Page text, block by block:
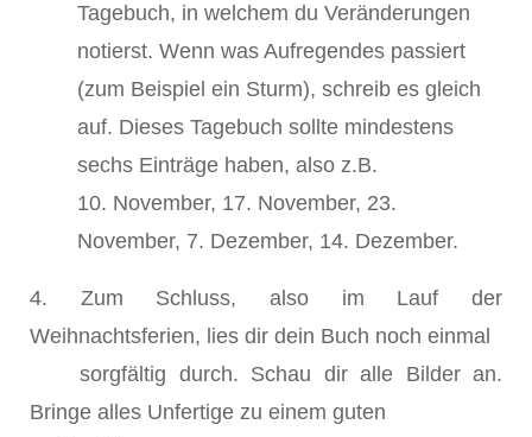
Tagebuch, in welchem du Veränderungen
notierst. Wenn was Aufregendes passiert
(zum Beispiel ein Sturm), schreib es gleich
auf. Dieses Tagebuch sollte mindestens
sechs Einträge haben, also z.B.
10. November, 17. November, 23.
November, 7. Dezember, 14. Dezember.
4. Zum Schluss, also im Lauf der
Weihnachtsferien, lies dir dein Buch noch einmal
sorgfältig durch. Schau dir alle Bilder an.
Bringe alles Unfertige zu einem guten